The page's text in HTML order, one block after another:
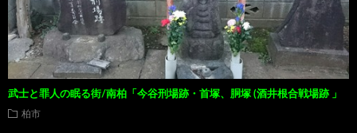
武士と罪人の眠る街/南柏「今谷刑場跡・首塚、胴塚 (酒井根合戦場跡 」
柏市